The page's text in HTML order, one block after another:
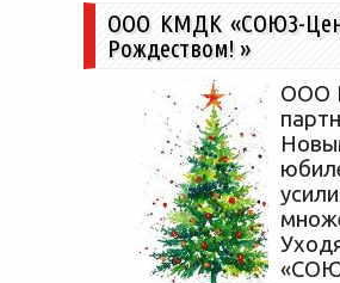
ООО КМДК «СОЮЗ-
Рождеством! »
ООО